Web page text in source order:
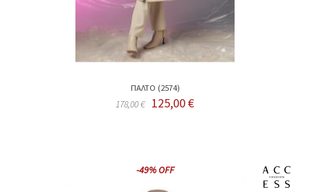
ΠΑΛΤΟ (2574)
178,00 € 125,00 €
-49% OFF